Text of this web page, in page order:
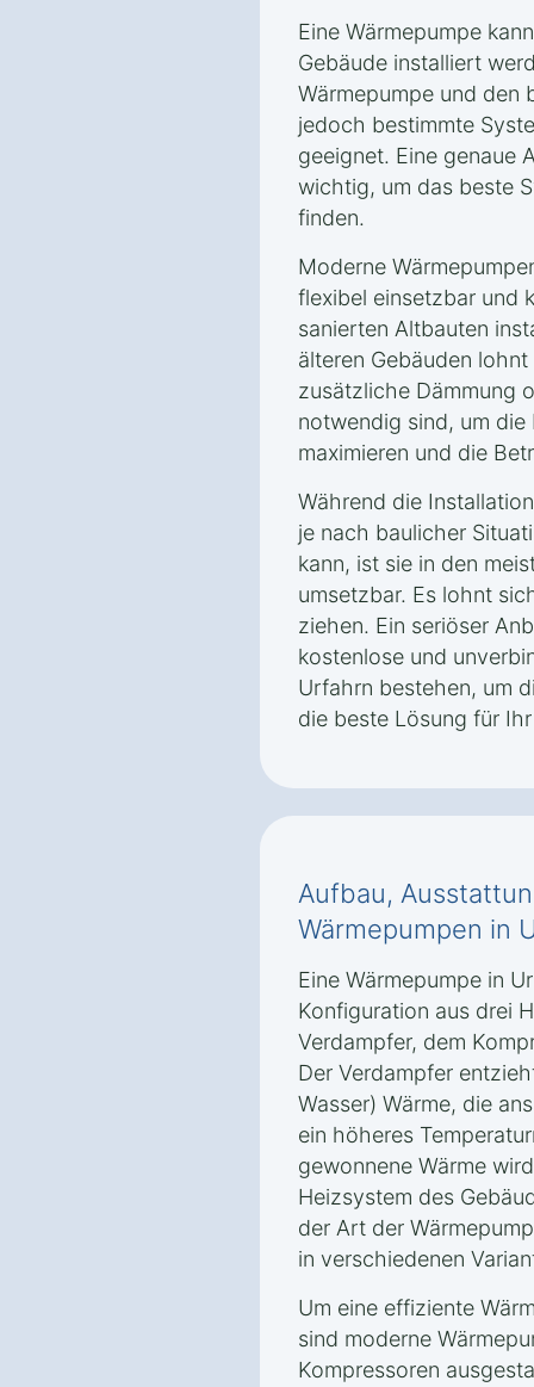
Eine Wärmepumpe
Gebäude installiert
Wärmepumpe und den
jedoch bestimmte
geeignet. Eine genaue
wichtig, um das beste
finden.
Moderne
flexibel einsetzbar und
sanierten Altbauten
älteren Gebäuden
zusätzliche Dämmung
notwendig sind, um
maximieren und die
Während die
je nach baulicher
kann, ist sie in den
umsetzbar. Es lohnt
ziehen. Ein seriöser
kostenlose und
Urfahrn bestehen, um
die beste Lösung für
Aufbau,
Wärmepumpen in
Eine Wärmepumpe in
Konfiguration aus drei
Verdampfer, dem
Der Verdampfer
Wasser) Wärme, die
ein höheres
gewonnene Wärme
Heizsystem des
der Art der
in verschiedenen
Um eine effiziente
sind moderne
Kompressoren